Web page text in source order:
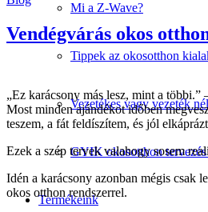
Mi a Z-Wave?
Tippek az okosotthon
Vezetékes vagy vezeték
GYIK okosotthon
Termékeink
Vendégvárás okos
„Ez karácsony más lesz, mint a
Most minden ajándékot időben
teszem, a fát feldíszítem, és jól
Ezek a szép tervek valahogy sosem
Idén a karácsony azonban mégis csak
okos otthon rendszerrel.